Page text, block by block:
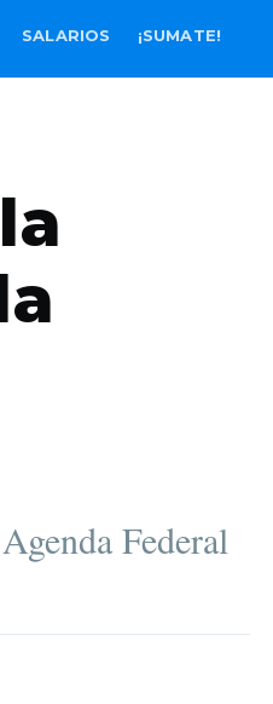
SALARIOS ¡SUMATE!
Federal